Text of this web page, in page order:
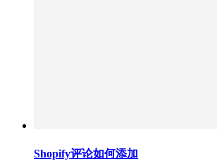
Shopify评论如何添加